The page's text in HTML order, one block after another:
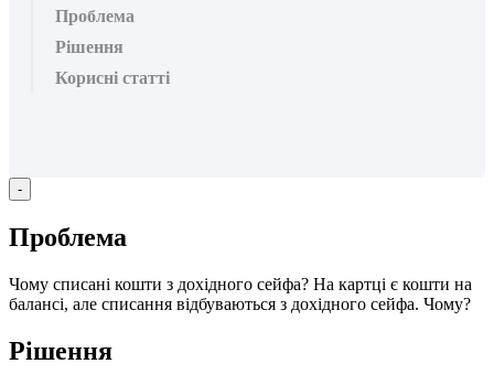
Проблема
Рішення
Корисні статті
-
Проблема
Чому списані кошти з дохідного сейфа? На картці є кошти на
балансі, але списання відбуваються з дохідного сейфа. Чому?
Рішення